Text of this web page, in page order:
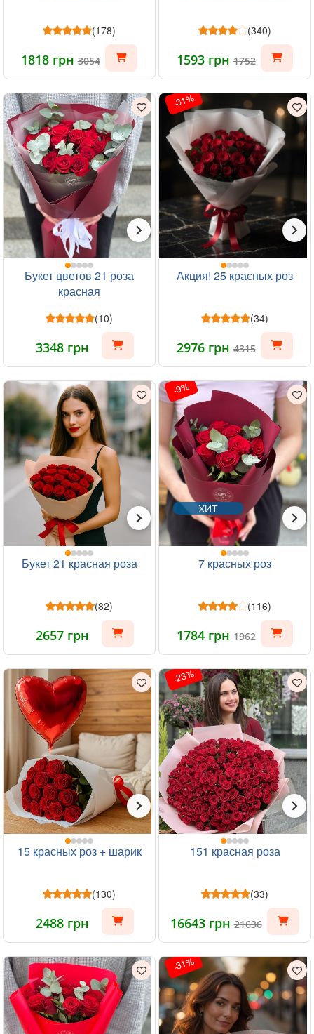
(178)
1818 грн3054
(340)
1593 грн1752
Букет цветов 21 роза
красная
(10)
3348 грн
-31%
Акция! 25 красных роз
(34)
2976 грн4315
Букет 21 красная роза
(82)
2657 грн
-9%
ХИТ
7 красных роз
(116)
1784 грн1962
15 красных роз + шарик
(130)
2488 грн
-23%
151 красная роза
(33)
16643 грн21636
-31%